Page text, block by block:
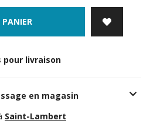
pour livraison
en magasin
Saint-Lambert